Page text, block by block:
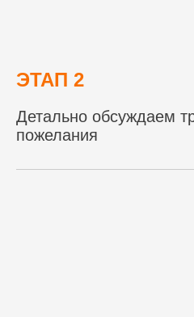
ЭТАП 2
Детально обсуждаем
пожелания